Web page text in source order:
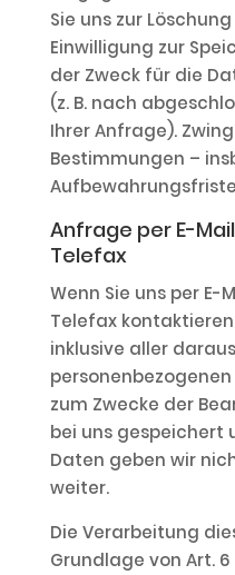
Sie uns zur
Einwilligung zur
der Zweck für die
(z. B. nach
Ihrer Anfrage).
Bestimmungen –
Anfrage per E-
Telefax
Wenn Sie uns per E-
Telefax
inklusive aller
zum Zwecke der
bei uns gespeichert
Daten geben wir
weiter.
Die Verarbeitung
Grundlage von Art. 6